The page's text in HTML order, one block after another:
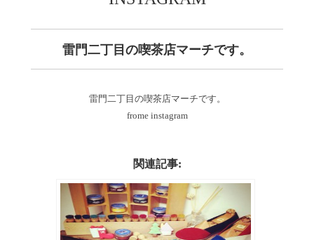
雷門二丁目の喫茶店マーチです。
雷門二丁目の喫茶店マーチです。
frome instagram
関連記事: